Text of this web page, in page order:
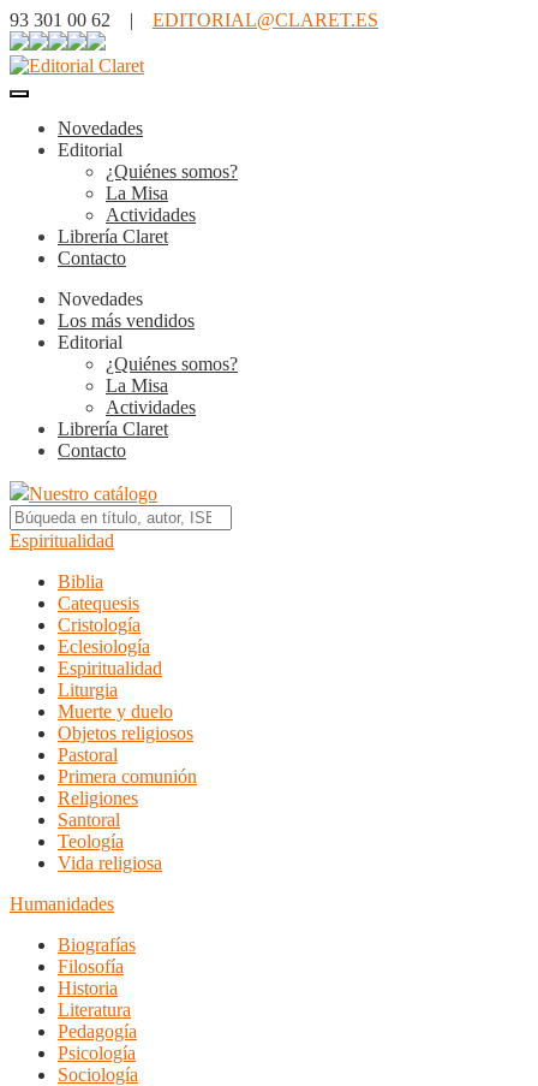
93 301 00 62 | EDITORIAL@CLARET.ES
Novedades
Editorial
¿Quiénes somos?
La Misa
Actividades
Librería Claret
Contacto
Novedades
Los más vendidos
Editorial
¿Quiénes somos?
La Misa
Actividades
Librería Claret
Contacto
Nuestro catálogo
Espiritualidad
Biblia
Catequesis
Cristología
Eclesiología
Espiritualidad
Liturgia
Muerte y duelo
Objetos religiosos
Pastoral
Primera comunión
Religiones
Santoral
Teología
Vida religiosa
Humanidades
Biografías
Filosofía
Historia
Literatura
Pedagogía
Psicología
Sociología